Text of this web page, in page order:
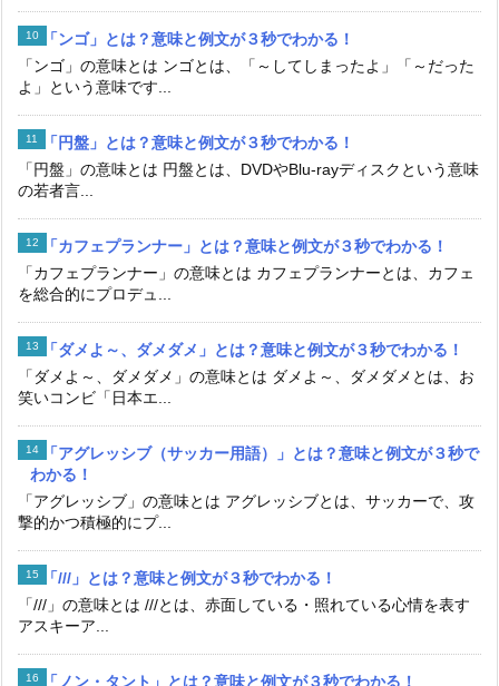
「ンゴ」とは？意味と例文が３秒でわかる！
「ンゴ」の意味とは ンゴとは、「～してしまったよ」「～だった
よ」という意味です...
「円盤」とは？意味と例文が３秒でわかる！
「円盤」の意味とは 円盤とは、DVDやBlu-rayディスクという意味
の若者言...
「カフェプランナー」とは？意味と例文が３秒でわかる！
「カフェプランナー」の意味とは カフェプランナーとは、カフェ
を総合的にプロデュ...
「ダメよ～、ダメダメ」とは？意味と例文が３秒でわかる！
「ダメよ～、ダメダメ」の意味とは ダメよ～、ダメダメとは、お
笑いコンビ「日本エ...
「アグレッシブ（サッカー用語）」とは？意味と例文が３秒で
わかる！
「アグレッシブ」の意味とは アグレッシブとは、サッカーで、攻
撃的かつ積極的にプ...
「///」とは？意味と例文が３秒でわかる！
「///」の意味とは ///とは、赤面している・照れている心情を表す
アスキーア...
「ノン・タント」とは？意味と例文が３秒でわかる！